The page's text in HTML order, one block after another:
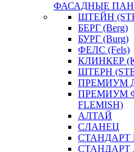
ФАСАДНЫЕ
ШТЕЙН
БЕРГ (Berg)
БУРГ (Burg)
ФЕЛС (Fels)
КЛИНКЕР
ШТЕРН
ПРЕМИУМ
ПРЕМИУМ
FLEMISH)
АЛТАЙ
СЛАНЕЦ
СТАНДАРТ
СТАНДАРТ